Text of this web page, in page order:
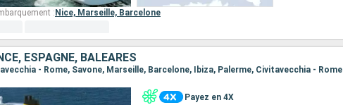
: Nice, Marseille, Barcelone
ESPAGNE, BALÉARES
- Rome, Savone, Marseille, Barcelone, Ibiza, Palerme, Civitavecchia - Rome
Payez en 4X